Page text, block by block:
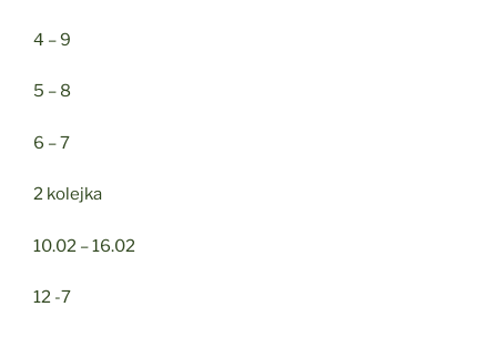
4 – 9
5 – 8
6 – 7
2 kolejka
10.02 – 16.02
12 -7